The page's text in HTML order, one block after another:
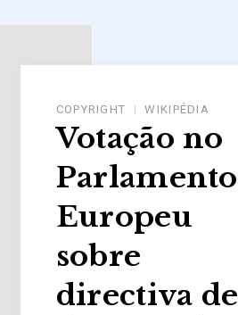
COPYRIGHT WIKIPÉDIA
Votação no
Parlamento
Europeu
sobre
directiva de